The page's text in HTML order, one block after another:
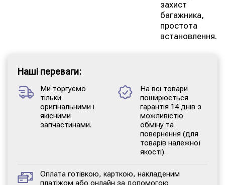
захист
багажника,
простота
встановлення.
Наші переваги:
Ми торгуємо
тільки
оригінальними і
якісними
запчастинами.
На всі товари
поширюється
гарантія 14 днів з
можливістю
обміну та
повернення (для
товарів належної
якості).
Оплата готівкою, карткою, накладеним
платіжом або онлайн за допомогою